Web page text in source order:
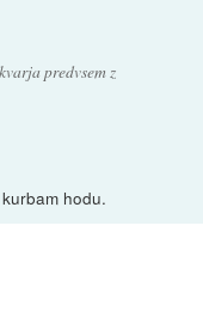
predvsem z
hodu.